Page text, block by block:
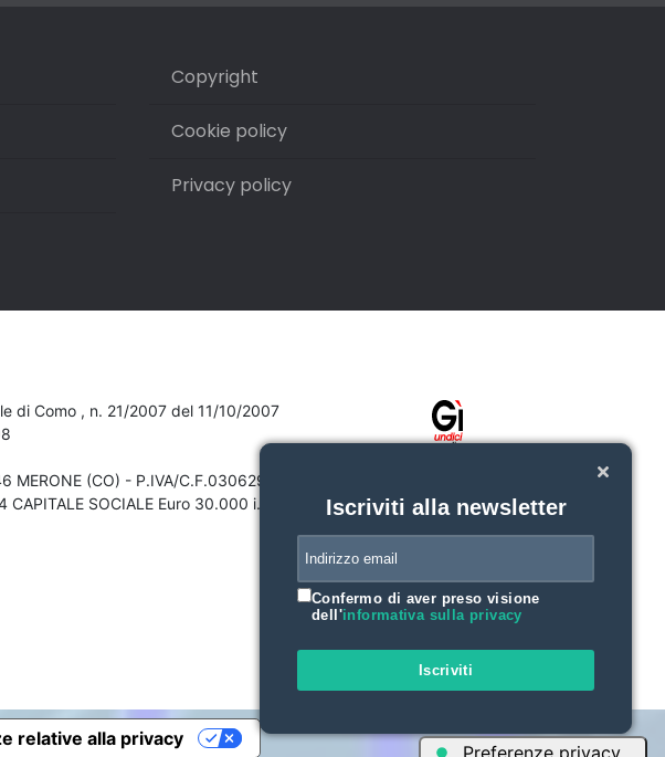
Copyright
Cookie policy
Privacy policy
di Como , n. 21/2007 del 11/10/2007
MERONE (CO) - P.IVA/C.F.03062910132
SOCIALE Euro 30.000 i.v.
Iscriviti alla newsletter
Confermo di aver preso visione
dell'informativa sulla privacy
Iscriviti
relative alla privacy